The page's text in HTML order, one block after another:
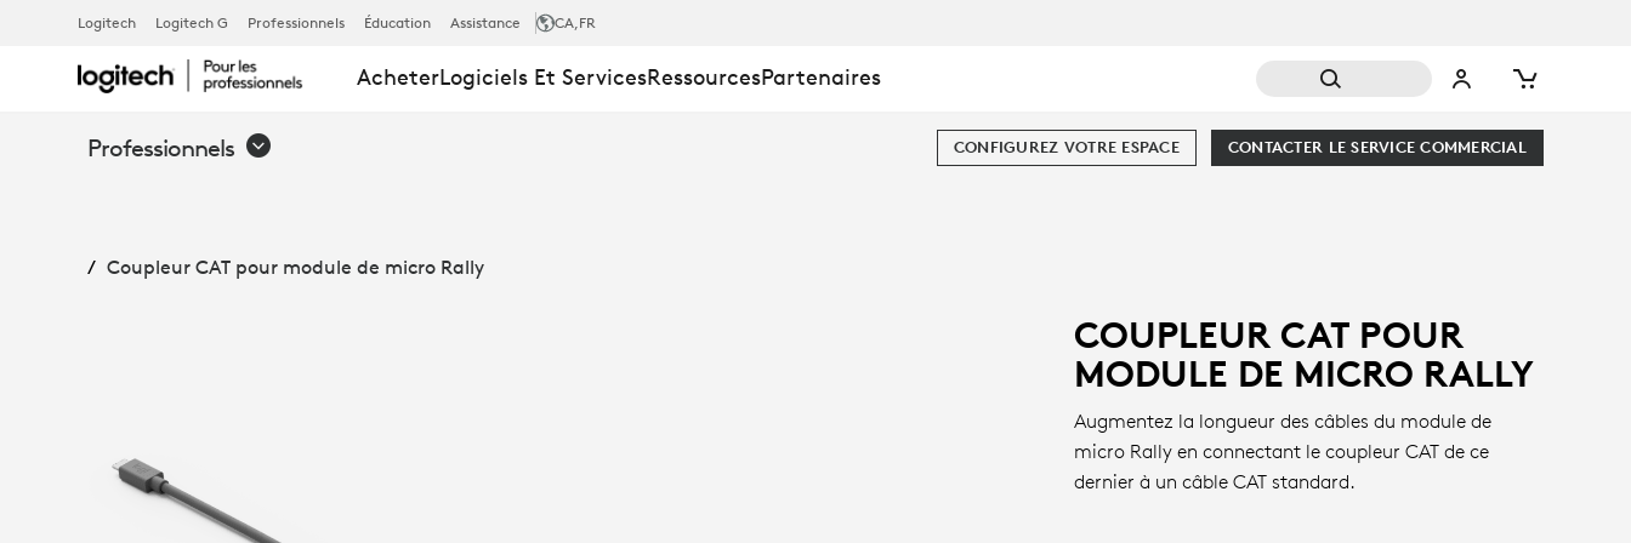
COUPLEUR
CAT
POUR
MICRO
Logitech Logitech G Professionnels Éducation Assistance CA,FR
AcheterLogiciels Et ServicesRessourcesPartenaires
Professionnels CONTACTER LE SERVICE COMMERCIAL
CONFIGUREZ VOTRE ESPACE
Coupleur CAT pour module de micro Rally
COUPLEUR CAT POUR
MODULE DE MICRO RALLY
Augmentez la longueur des câbles du module de
micro Rally en connectant le coupleur CAT de ce
dernier à un câble CAT standard.